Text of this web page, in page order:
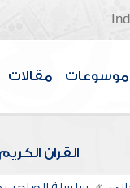
موسوعات مقالات
القرآن الكريم